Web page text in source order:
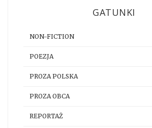
GATUNKI
NON-FICTION
POEZJA
PROZA POLSKA
PROZA OBCA
REPORTAŻ